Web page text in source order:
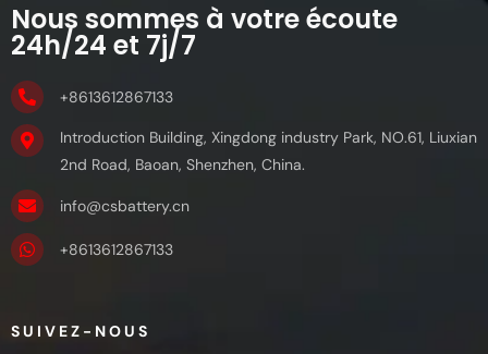
Nous sommes à votre écoute
24h/24 et 7j/7
+8613612867133
Introduction Building, Xingdong industry Park, NO.61, Liuxian
2nd Road, Baoan, Shenzhen, China.
info@csbattery.cn
+8613612867133
SUIVEZ-NOUS